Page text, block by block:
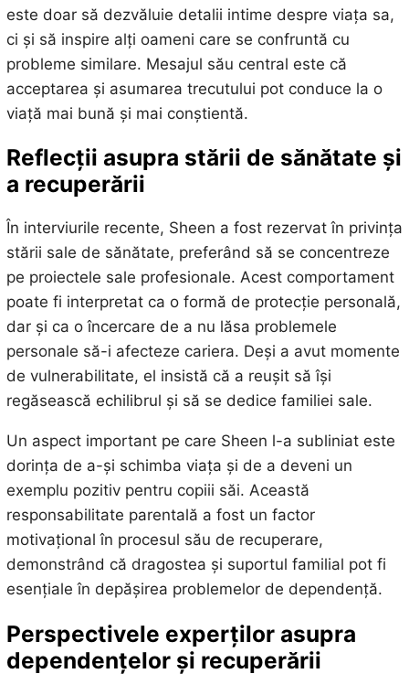
este doar să dezvăluie detalii intime despre viața sa,
ci și să inspire alți oameni care se confruntă cu
probleme similare. Mesajul său central este că
acceptarea și asumarea trecutului pot conduce la o
viață mai bună și mai conștientă.
Reflecții asupra stării de sănătate și
a recuperării
În interviurile recente, Sheen a fost rezervat în privința
stării sale de sănătate, preferând să se concentreze
pe proiectele sale profesionale. Acest comportament
poate fi interpretat ca o formă de protecție personală,
dar și ca o încercare de a nu lăsa problemele
personale să-i afecteze cariera. Deși a avut momente
de vulnerabilitate, el insistă că a reușit să își
regăsească echilibrul și să se dedice familiei sale.
Un aspect important pe care Sheen l-a subliniat este
dorința de a-și schimba viața și de a deveni un
exemplu pozitiv pentru copiii săi. Această
responsabilitate parentală a fost un factor
motivațional în procesul său de recuperare,
demonstrând că dragostea și suportul familial pot fi
esențiale în depășirea problemelor de dependență.
Perspectivele experților asupra
dependențelor și recuperării